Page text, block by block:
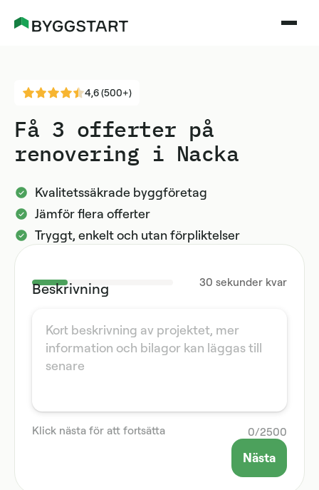
4,6 (500+)
Få 3 offerter på
renovering i Nacka
Kvalitetssäkrade byggföretag
Jämför flera offerter
Tryggt, enkelt och utan förpliktelser
30 sekunder kvar
Beskrivning
0/2500
Klick nästa för att fortsätta
Nästa